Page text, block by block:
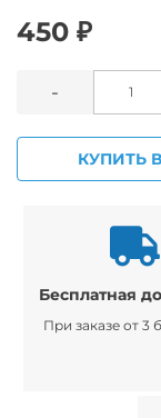
450 ₽
-
КУПИТЬ
Бесплатная
При заказе от 3